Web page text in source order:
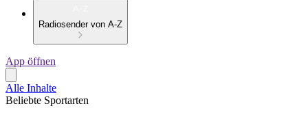
Radiosender von A-Z
App öffnen
Alle Inhalte
Beliebte Sportarten